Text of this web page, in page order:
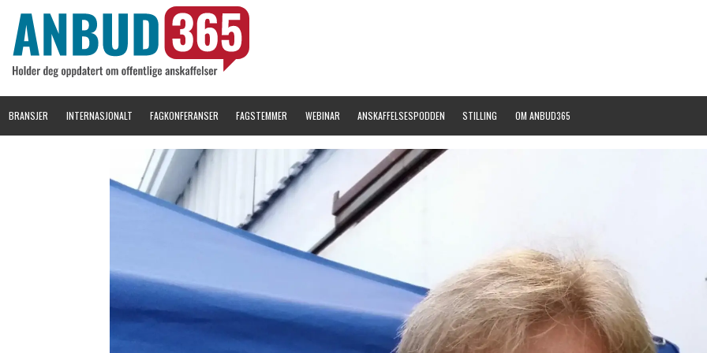
BRANSJER INTERNASJONALT FAGKONFERANSER FAGSTEMMER WEBINAR ANSKAFFELSESPODDEN STILLING OM ANBUD365